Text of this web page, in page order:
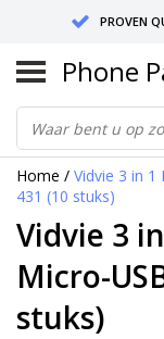
PROVEN
SEND
Phone
Home / Vidvie 3 in 1
431 (10 stuks)
Vidvie 3
Micro-
stuks)